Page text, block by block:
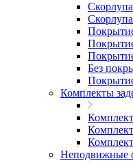
Без
Комплекты